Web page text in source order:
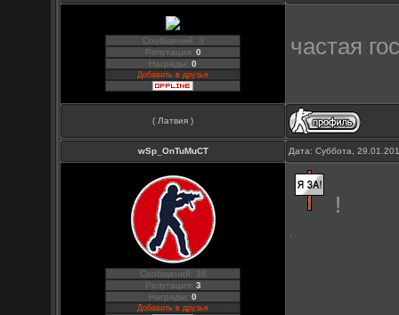
Сообщений: 3
Репутация: 0
Награды:0
Добавить в друзья
частая
( Латвия )
wSp_OnTuMuCT Дата: Суббота,
Сообщений: 36
Репутация: 3
Награды:0
Добавить в друзья
!